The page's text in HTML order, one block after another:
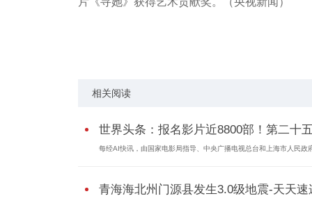
相关阅读
世界头条：报名影片近8800部！第二十
每经AI快讯，由国家电影局指导、中央广播电视总台和上海市人民政
青海海北州门源县发生3.0级地震-天天速